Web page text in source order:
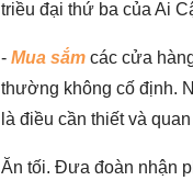
triều đại thứ ba của Ai
- Mua sắmcác cửa
thường không cố định.
là điều cần thiết và
Ăn tối. Đưa đoàn nhận